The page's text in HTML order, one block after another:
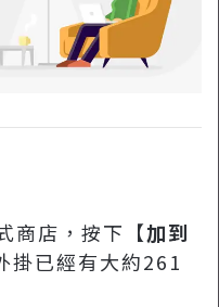
商店，按下【加到
掛已經有大約261